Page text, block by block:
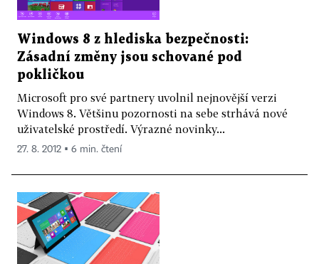
Windows 8 z hlediska bezpečnosti:
Zásadní změny jsou schované pod
pokličkou
Microsoft pro své partnery uvolnil nejnovější verzi
Windows 8. Většinu pozornosti na sebe strhává nové
uživatelské prostředí. Výrazné novinky...
27. 8. 2012 ▪ 6 min. čtení